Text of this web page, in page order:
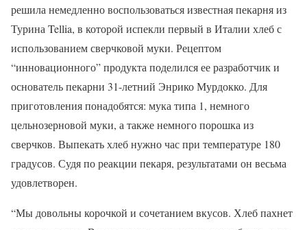
решила немедленно воспользоваться известная пекарня из
Турина Tellia, в которой испекли первый в Италии хлеб с
использованием сверчковой муки. Рецептом
“инновационного” продукта поделился ее разработчик и
основатель пекарни 31-летний Энрико Мурдокко. Для
приготовления понадобятся: мука типа 1, немного
цельнозерновой муки, а также немного порошка из
сверчков. Выпекать хлеб нужно час при температуре 180
градусов. Судя по реакции пекаря, результатами он весьма
удовлетворен.
“Мы довольны корочкой и сочетанием вкусов. Хлеб пахнет